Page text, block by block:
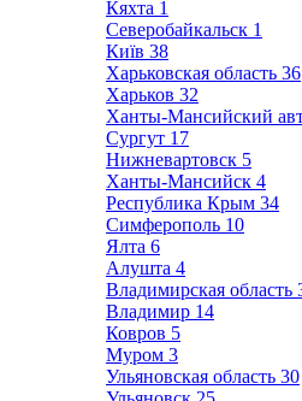
Кяхта 1
Северобайкальск 1
Київ 38
Харьковская область 36
Харьков 32
Ханты-Мансийский
Сургут 17
Нижневартовск 5
Ханты-Мансийск 4
Республика Крым 34
Симферополь 10
Ялта 6
Алушта 4
Владимирская область
Владимир 14
Ковров 5
Муром 3
Ульяновская область 30